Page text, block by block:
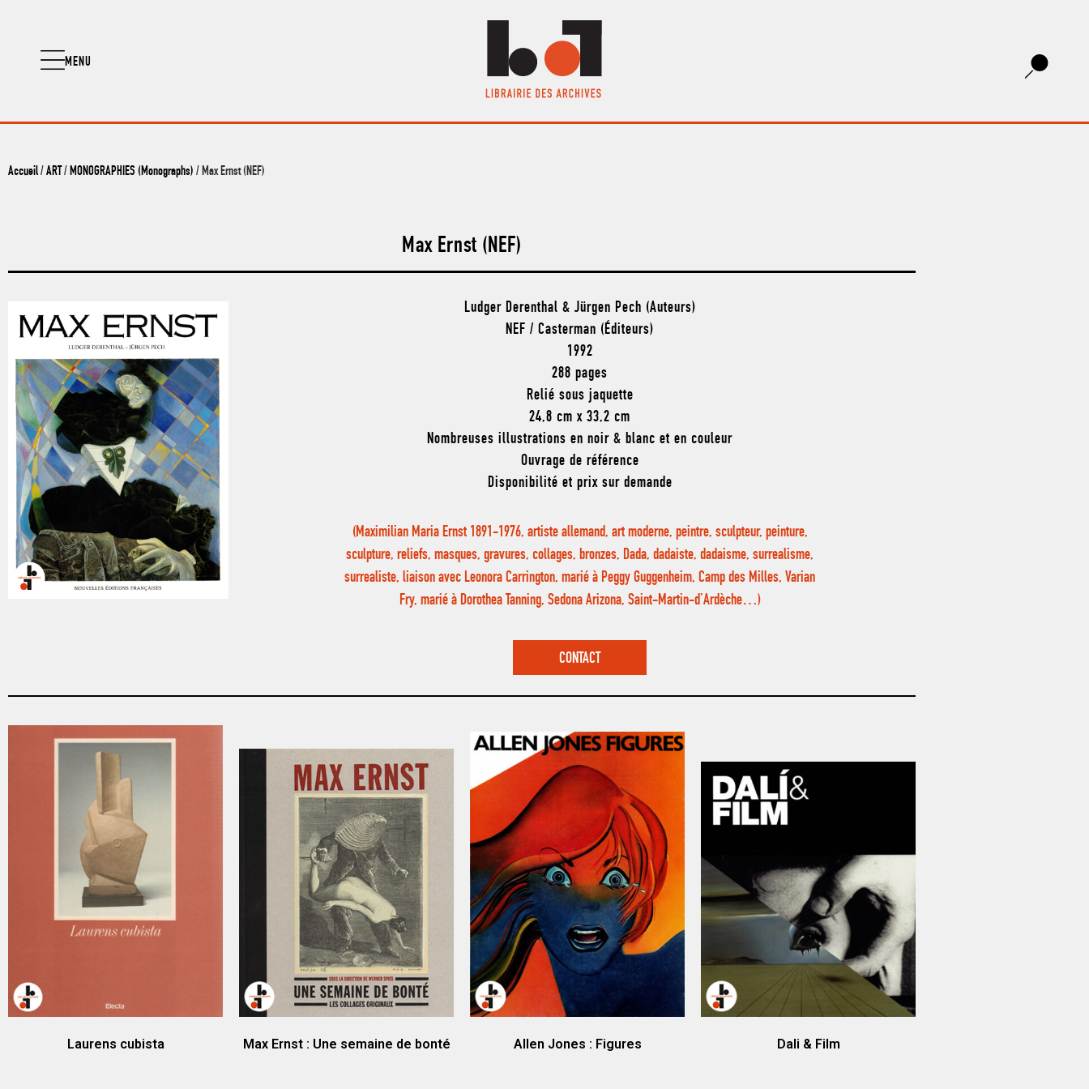
MENU
Accueil/ ART / MONOGRAPHIES (Monographs) / Max Ernst (NEF)
Max Ernst (NEF)
Ludger Derenthal & Jürgen Pech (Auteurs)
NEF / Casterman (Éditeurs)
1992
288 pages
Relié sous jaquette
24,8 cm x 33,2 cm
Nombreuses illustrations en noir & blanc et en couleur
Ouvrage de référence
Disponibilité et prix sur demande
(Maximilian Maria Ernst 1891-1976, artiste allemand, art moderne, peintre, sculpteur, peinture,
sculpture, reliefs, masques, gravures, collages, bronzes, Dada, dadaiste, dadaisme, surrealisme,
surrealiste, liaison avec Leonora Carrington, marié à Peggy Guggenheim, Camp des Milles, Varian
Fry, marié à Dorothea Tanning, Sedona Arizona, Saint-Martin-d’Ardèche…)
CONTACT
Laurens cubista Max Ernst : Une semaine de bonté Allen Jones : Figures Dali & Film